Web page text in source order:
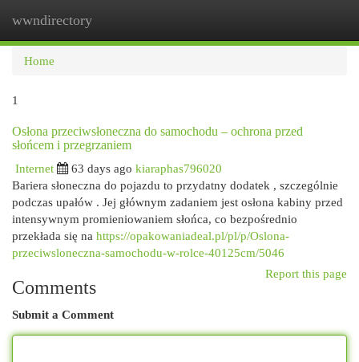
wwndirectory
Home
1
Osłona przeciwsłoneczna do samochodu – ochrona przed
słońcem i przegrzaniem
Internet
63 days ago kiaraphas796020
Bariera słoneczna do pojazdu to przydatny dodatek , szczególnie
podczas upałów . Jej głównym zadaniem jest osłona kabiny przed
intensywnym promieniowaniem słońca, co bezpośrednio
przekłada się na https://opakowaniadeal.pl/pl/p/Oslona-
przeciwsloneczna-samochodu-w-rolce-40125cm/5046
Report this page
Comments
Submit a Comment